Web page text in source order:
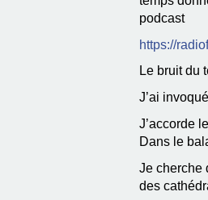
podcast
https://
Le bruit du
J’ai
J’accorde
Dans le
Je cherche
des